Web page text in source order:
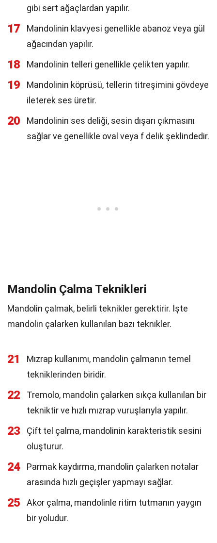
gibi sert ağaçlardan yapılır.
17
Mandolinin klavyesi genellikle abanoz veya gül
ağacından yapılır.
18 Mandolinin telleri genellikle çelikten yapılır.
19
Mandolinin köprüsü, tellerin titreşimini gövdeye
ileterek ses üretir.
20
Mandolinin ses deliği, sesin dışarı çıkmasını
sağlar ve genellikle oval veya f delik şeklindedir.
Mandolin Çalma Teknikleri
Mandolin çalmak, belirli teknikler gerektirir. İşte
mandolin çalarken kullanılan bazı teknikler.
21
Mızrap kullanımı, mandolin çalmanın temel
tekniklerinden biridir.
22
Tremolo, mandolin çalarken sıkça kullanılan bir
tekniktir ve hızlı mızrap vuruşlarıyla yapılır.
23
Çift tel çalma, mandolinin karakteristik sesini
oluşturur.
24
Parmak kaydırma, mandolin çalarken notalar
arasında hızlı geçişler yapmayı sağlar.
25
Akor çalma, mandolinle ritim tutmanın yaygın
bir yoludur.